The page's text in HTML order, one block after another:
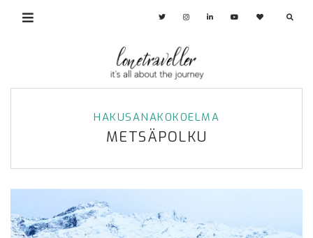
HAKUSANAKOKOELMA
METSÄPOLKU